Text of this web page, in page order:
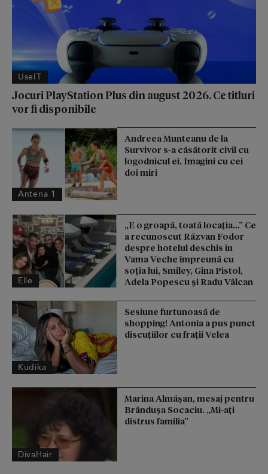
UseIT
Jocuri PlayStation Plus din august 2026. Ce titluri
vor fi disponibile
Antena 1
Andreea Munteanu de la
Survivor s-a căsătorit civil cu
logodnicul ei. Imagini cu cei
doi miri
Elle
„E o groapă, toată locația…” Ce
a recunoscut Răzvan Fodor
despre hotelul deschis în
Vama Veche împreună cu
soția lui, Smiley, Gina Pistol,
Adela Popescu și Radu Vâlcan
Kudika
Sesiune furtunoasă de
shopping! Antonia a pus punct
discuțiilor cu frații Velea
DivaHair
Marina Almășan, mesaj pentru
Brândușa Socaciu. „Mi-ați
distrus familia”